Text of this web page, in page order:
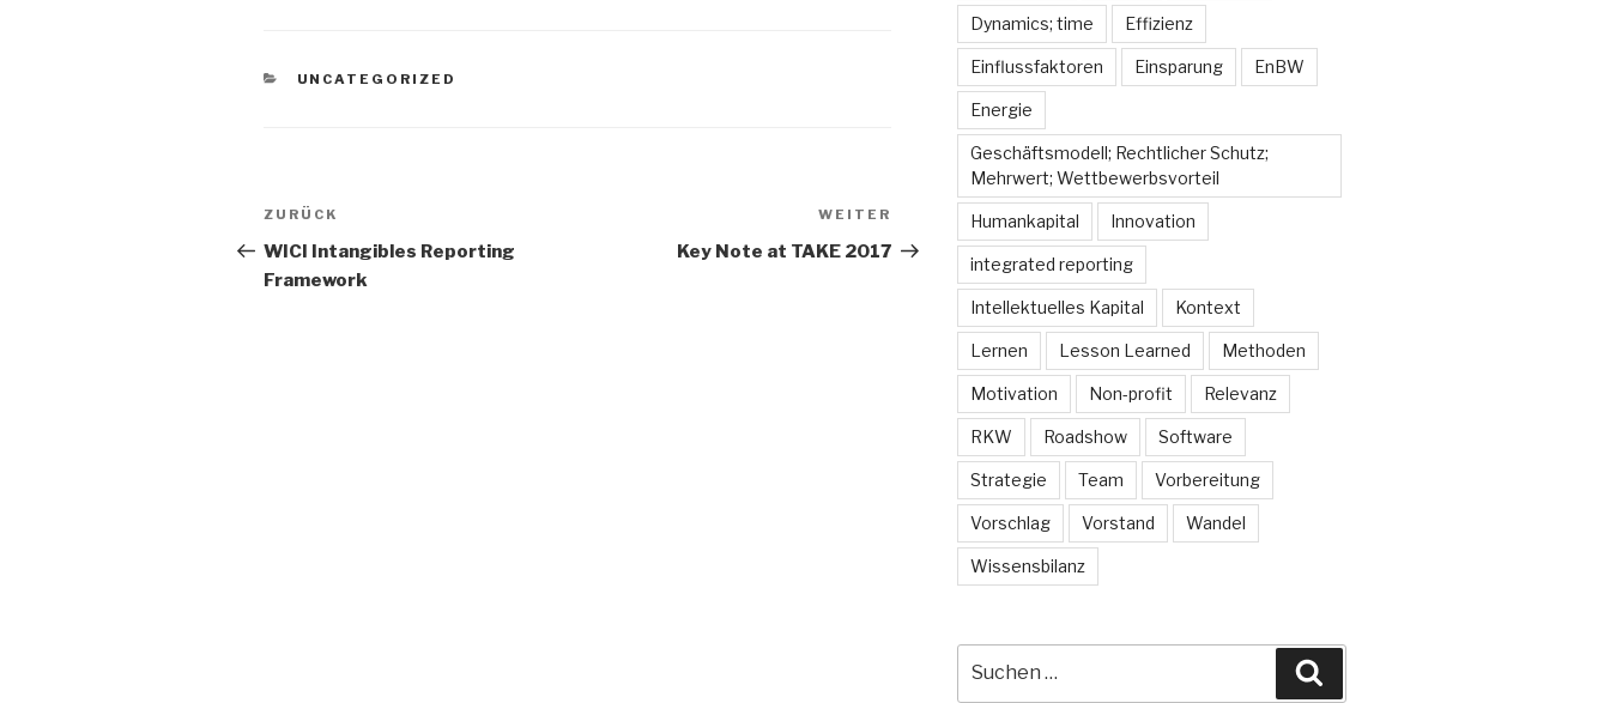
KATEGORIEN
UNCATEGORIZED
Beitragsnavigation
Vorheriger
Beitrag
ZURÜCK
WICI Intangibles Reporting
Framework
Nächster
Beitrag
WEITER
Key Note at TAKE 2017
Dynamics; time Effizienz
Einflussfaktoren Einsparung EnBW
Energie
Geschäftsmodell; Rechtlicher Schutz;
Mehrwert; Wettbewerbsvorteil
Humankapital Innovation
integrated reporting
Intellektuelles Kapital Kontext
Lernen Lesson Learned Methoden
Motivation Non-profit Relevanz
RKW Roadshow Software
Strategie Team Vorbereitung
Vorschlag Vorstand Wandel
Wissensbilanz
nach: